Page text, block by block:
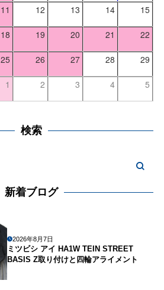
11 12 13 14 15
18 19 20 21 22
25 26 27 28 29
1 2 3 4 5
検索
新着ブログ
2026年8月7日
ミツビシ アイ HA1W TEIN STREET
BASIS Z取り付けと四輪アライメント